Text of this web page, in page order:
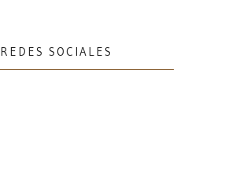
REDES SOCIALES